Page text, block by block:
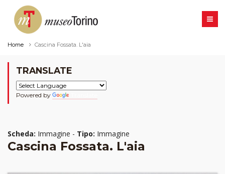
Home Cascina Fossata. L'aia
TRANSLATE
Powered by
Scheda: Immagine - Tipo: Immagine
Cascina Fossata. L'aia